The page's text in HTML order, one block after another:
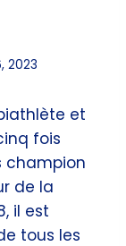
2023
et
fois
champion
de la
il est
tous les